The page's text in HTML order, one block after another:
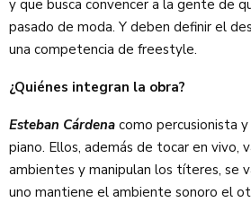
y que busca convencer a la gente de
pasado de moda. Y deben definir el
una competencia de freestyle.
¿Quiénes integran la obra?
Esteban Cárdena como percusionista y
piano. Ellos, además de tocar en vivo,
ambientes y manipulan los títeres, se
uno mantiene el ambiente sonoro el